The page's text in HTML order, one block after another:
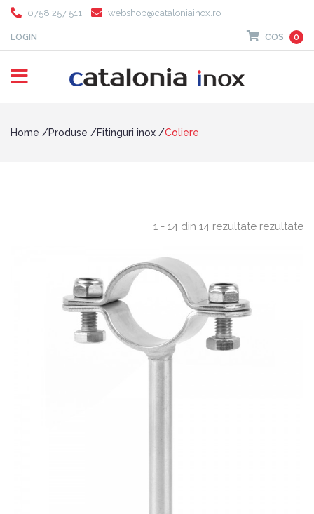
0758 257 511 webshop@cataloniainox.ro
LOGIN COS 0
Home Produse Fitinguri inox Coliere
1 - 14 din 14 rezultate rezultate